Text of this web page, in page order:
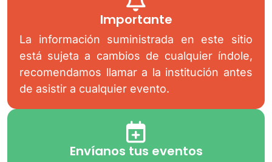
Importante
La información suministrada en este sitio
está sujeta a cambios de cualquier índole,
recomendamos llamar a la institución antes
de asistir a cualquier evento.
Envíanos tus eventos